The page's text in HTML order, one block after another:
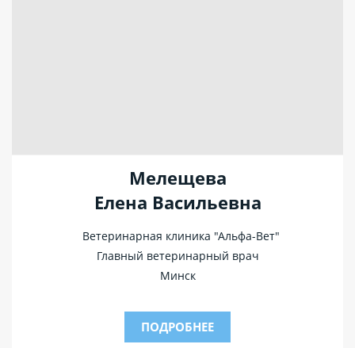
Мелещева
Елена Васильевна
Ветеринарная клиника "Альфа-Вет"
Главный ветеринарный врач
Минск
ПОДРОБНЕЕ